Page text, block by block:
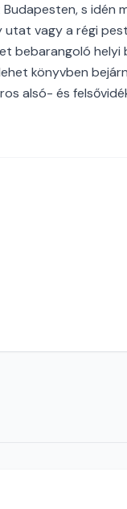
s idén
vagy a régi
bebarangoló helyi
könyvben
alsó- és